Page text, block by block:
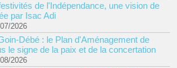
de l'Indépendance, une vision de
par Isac Adi
2026
Débé : le Plan d'Aménagement de
le signe de la paix et de la concertation
2026